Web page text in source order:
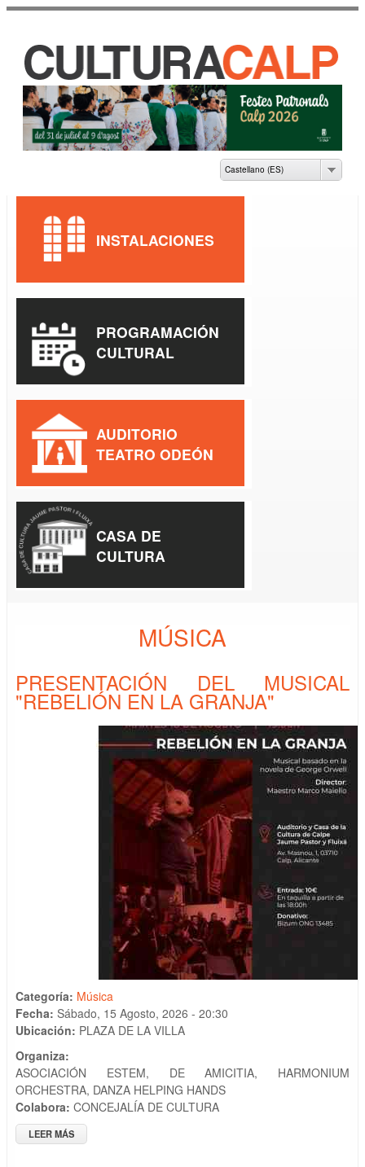
principal
CASA DE CULTURA
JAUME PASTOR I
Castellano (ES)
MÚSICA
PRESENTACIÓN DEL MUSICAL
"REBELIÓN EN LA GRANJA"
Categoría: Música
Fecha: Sábado, 15 Agosto, 2026 - 20:30
Ubicación: PLAZA DE LA VILLA
Organiza:
ASOCIACIÓN ESTEM, DE AMICITIA, HARMONIUM
ORCHESTRA, DANZA HELPING HANDS
Colabora: CONCEJALÍA DE CULTURA
LEER MÁS
GRANJA"
INSTALACIONES
PROGRAMACIÓN
CULTURAL
AUDITORIO
TEATRO ODEÓN
CASA DE
CULTURA